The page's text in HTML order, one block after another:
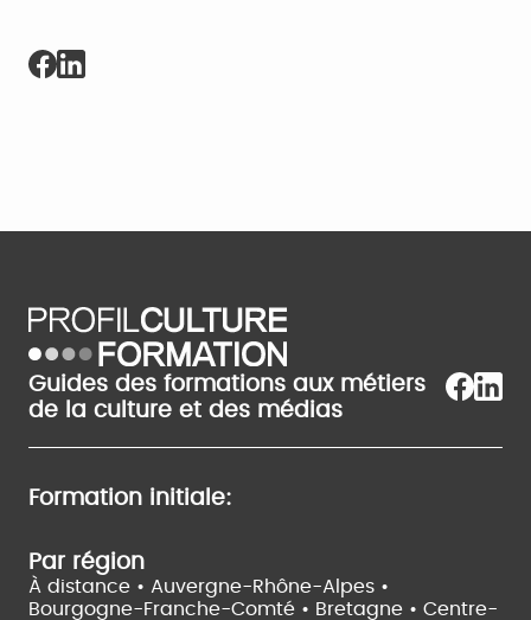
Guides des formations aux métiers
de la culture et des médias
Formation initiale:
Par région
À distance • Auvergne-Rhône-Alpes •
Bourgogne-Franche-Comté • Bretagne • Centre-